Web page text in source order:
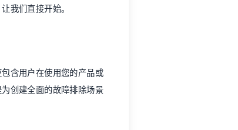
我们直接开始。
含用户在使用您的产品或
创建全面的故障排除场景